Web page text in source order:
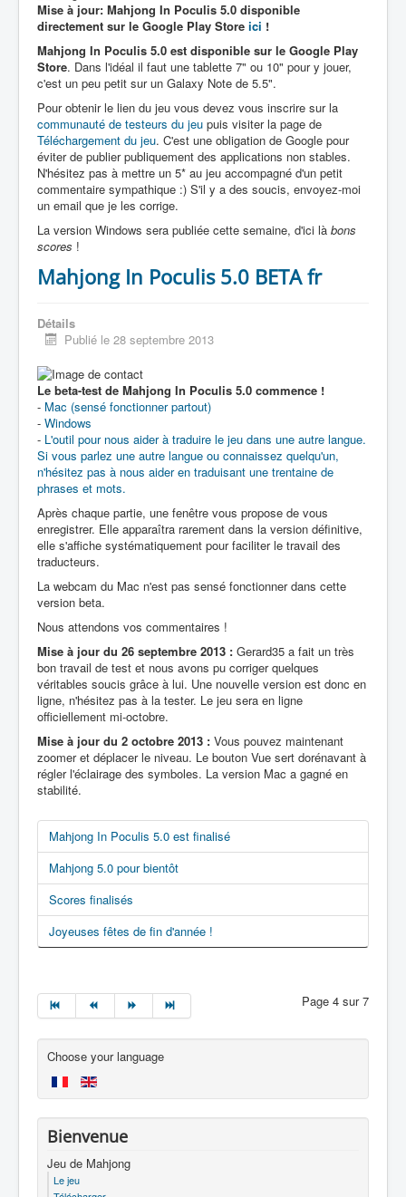
Mise à jour: Mahjong In Poculis 5.0 disponible
directement sur le Google Play Store ici !
Mahjong In Poculis 5.0 est disponible sur le Google Play
Store. Dans l'idéal il faut une tablette 7" ou 10" pour y jouer,
c'est un peu petit sur un Galaxy Note de 5.5".
Pour obtenir le lien du jeu vous devez vous inscrire sur la
communauté de testeurs du jeu puis visiter la page de
Téléchargement du jeu. C'est une obligation de Google pour
éviter de publier publiquement des applications non stables.
N'hésitez pas à mettre un 5* au jeu accompagné d'un petit
commentaire sympathique :) S'il y a des soucis, envoyez-moi
un email que je les corrige.
La version Windows sera publiée cette semaine, d'ici là bons
scores !
Mahjong In Poculis 5.0 BETA fr
Détails
Publié le 28 septembre 2013
Le beta-test de Mahjong In Poculis 5.0 commence !
- Mac (sensé fonctionner partout)
- Windows
- L'outil pour nous aider à traduire le jeu dans une autre langue.
Si vous parlez une autre langue ou connaissez quelqu'un,
n'hésitez pas à nous aider en traduisant une trentaine de
phrases et mots.
Après chaque partie, une fenêtre vous propose de vous
enregistrer. Elle apparaîtra rarement dans la version définitive,
elle s'affiche systématiquement pour faciliter le travail des
traducteurs.
La webcam du Mac n'est pas sensé fonctionner dans cette
version beta.
Nous attendons vos commentaires !
Mise à jour du 26 septembre 2013 : Gerard35 a fait un très
bon travail de test et nous avons pu corriger quelques
véritables soucis grâce à lui. Une nouvelle version est donc en
ligne, n'hésitez pas à la tester. Le jeu sera en ligne
officiellement mi-octobre.
Mise à jour du 2 octobre 2013 : Vous pouvez maintenant
zoomer et déplacer le niveau. Le bouton Vue sert dorénavant à
régler l'éclairage des symboles. La version Mac a gagné en
stabilité.
Mahjong In Poculis 5.0 est finalisé
Mahjong 5.0 pour bientôt
Scores finalisés
Joyeuses fêtes de fin d'année !
Page 4 sur 7
Choose your language
Bienvenue
Jeu de Mahjong
Le jeu